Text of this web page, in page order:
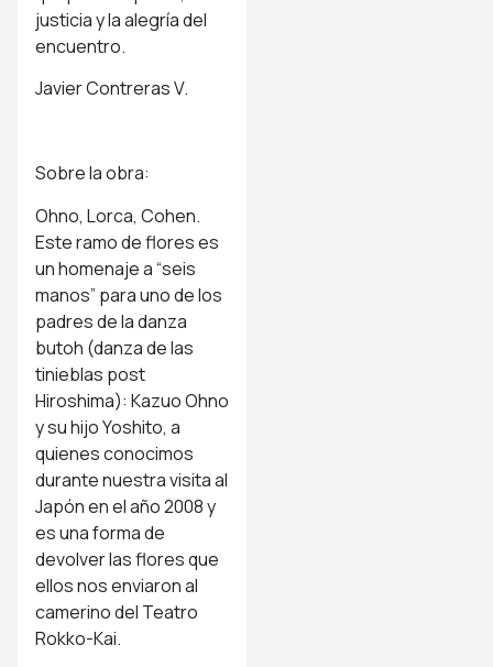
justicia y la alegría del
encuentro.
Javier Contreras V.
Sobre la obra:
Ohno, Lorca, Cohen.
Este ramo de flores es
un homenaje a “seis
manos” para uno de los
padres de la danza
butoh (danza de las
tinieblas post
Hiroshima): Kazuo Ohno
y su hijo Yoshito, a
quienes conocimos
durante nuestra visita al
Japón en el año 2008 y
es una forma de
devolver las flores que
ellos nos enviaron al
camerino del Teatro
Rokko-Kai.